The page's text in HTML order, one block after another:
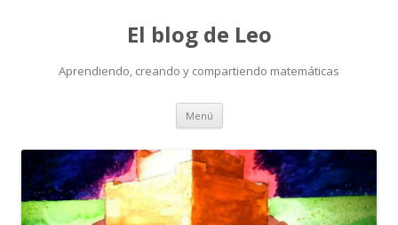
El blog de Leo
Aprendiendo, creando y compartiendo matemáticas
Menú Saltar
contenido